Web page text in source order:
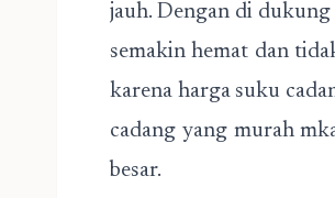
jauh. Dengan di
semakin hemat dan
karena harga suku
cadang yang murah
besar.